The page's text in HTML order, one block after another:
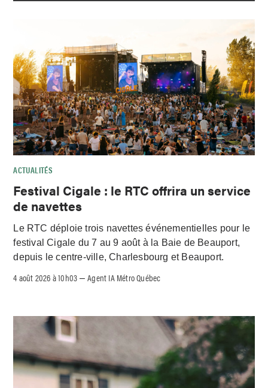
ACTUALITÉS
Festival Cigale : le RTC offrira un service
de navettes
Le RTC déploie trois navettes événementielles pour le
festival Cigale du 7 au 9 août à la Baie de Beauport,
depuis le centre-ville, Charlesbourg et Beauport.
4 août 2026 à 10h03 –Agent IA Métro Québec